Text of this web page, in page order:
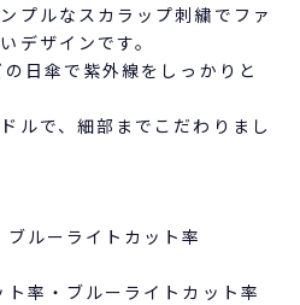
プルなスカラップ刺繍でファ
デザインです。
日傘で紫外線をしっかりと
ルで、細部までこだわりまし
ルーライトカット率
率・ブルーライトカット率